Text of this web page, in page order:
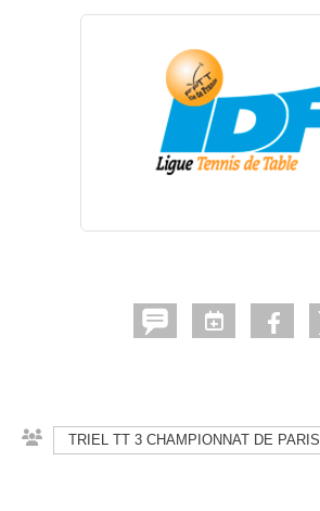
TRIEL TT 3 CHAMPIONNAT DE PARIS